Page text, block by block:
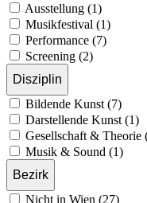
Ausstellung (1)
Musikfestival (1)
Performance (7)
Screening (2)
Disziplin
Bildende Kunst (7)
Darstellende Kunst (1)
Gesellschaft & Theorie
Musik & Sound (1)
Bezirk
Nicht in Wien (27)